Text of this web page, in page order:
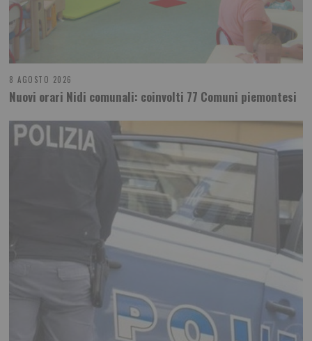
8 AGOSTO 2026
Nuovi orari Nidi comunali: coinvolti 77 Comuni piemontesi